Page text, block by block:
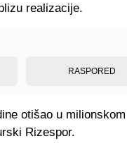
realizacije.
RASPORED
otišao u milionskom
Rizespor.